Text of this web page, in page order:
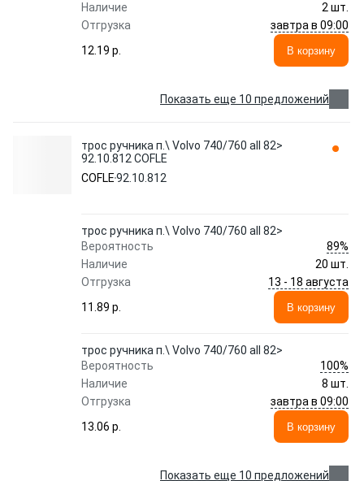
Наличие
2 шт.
Отгрузка
завтра в 09:00
12.19 p.
В корзину
Показать еще 10 предложений
трос ручника п.\ Volvo 740/760 all 82>
92.10.812 COFLE
COFLE92.10.812
трос ручника п.\ Volvo 740/760 all 82>
Вероятность
89%
Наличие
20 шт.
Отгрузка
13 - 18 августа
11.89 p.
В корзину
трос ручника п.\ Volvo 740/760 all 82>
Вероятность
100%
Наличие
8 шт.
Отгрузка
завтра в 09:00
13.06 p.
В корзину
Показать еще 10 предложений